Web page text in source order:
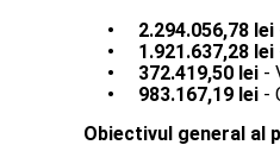
• 2.294.056,78 lei
• 1.921.637,28 lei
• 372.419,50 lei -
• 983.167,19 lei -
Obiectivul general al